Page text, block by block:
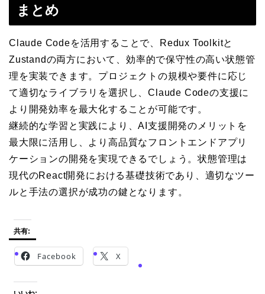
まとめ
Claude Codeを活用することで、Redux Toolkitと
Zustandの両方において、効率的で保守性の高い状態管
理を実装できます。プロジェクトの規模や要件に応じ
て適切なライブラリを選択し、Claude Codeの支援に
より開発効率を最大化することが可能です。
継続的な学習と実践により、AI支援開発のメリットを
最大限に活用し、より高品質なフロントエンドアプリ
ケーションの開発を実現できるでしょう。状態管理は
現代のReact開発における基礎技術であり、適切なツー
ルと手法の選択が成功の鍵となります。
共有:
Facebook X